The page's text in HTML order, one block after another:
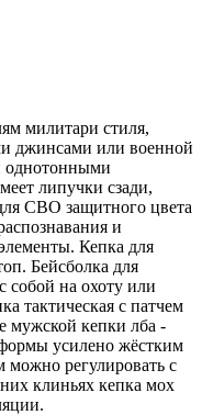
милитари стиля,
джинсами или военной
однотонными
липучки сзади,
СВО защитного цвета
и
Кепка для
Бейсболка для
собой на охоту или
тактическая с патчем
мужской кепки лба -
усилено жёстким
можно регулировать с
клиньях кепка мох